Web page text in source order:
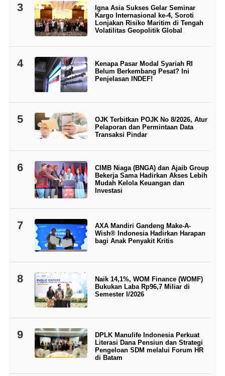
3
Igna Asia Sukses Gelar Seminar
Kargo Internasional ke-4, Soroti
Lonjakan Risiko Maritim di Tengah
Volatilitas Geopolitik Global
4
Kenapa Pasar Modal Syariah RI
Belum Berkembang Pesat? Ini
Penjelasan INDEF!
5
OJK Terbitkan POJK No 8/2026, Atur
Pelaporan dan Permintaan Data
Transaksi Pindar
6
CIMB Niaga (BNGA) dan Ajaib Group
Bekerja Sama Hadirkan Akses Lebih
Mudah Kelola Keuangan dan
Investasi
7
AXA Mandiri Gandeng Make-A-
Wish® Indonesia Hadirkan Harapan
bagi Anak Penyakit Kritis
8
Naik 14,1%, WOM Finance (WOMF)
Bukukan Laba Rp96,7 Miliar di
Semester I/2026
9
DPLK Manulife Indonesia Perkuat
Literasi Dana Pensiun dan Strategi
Pengeloan SDM melalui Forum HR
di Batam